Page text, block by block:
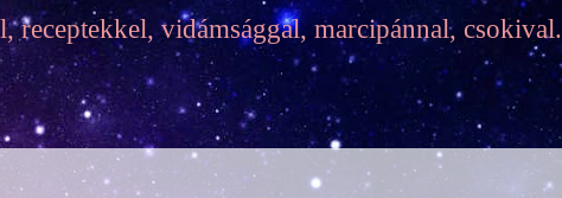
receptekkel, vidámsággal, marcipánnal, csokival.